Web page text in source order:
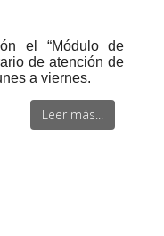
el “Módulo de
de atención de
a viernes.
Leer más...